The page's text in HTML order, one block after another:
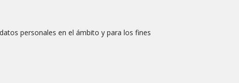
personales en el ámbito y para los fines